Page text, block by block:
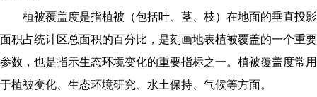
植被覆盖度是指植被（包括叶、茎、枝）在地面的垂直投影
面积占统计区总面积的百分比，是刻画地表植被覆盖的一个重要
参数，也是指示生态环境变化的重要指标之一。植被覆盖度常用
于植被变化、生态环境研究、水土保持、气候等方面。